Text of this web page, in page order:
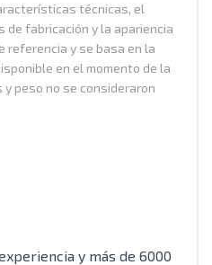
técnicas, el
de fabricación y la apariencia
referencia y se basa en la
en el momento de la
y peso no se consideraron
y más de 6000